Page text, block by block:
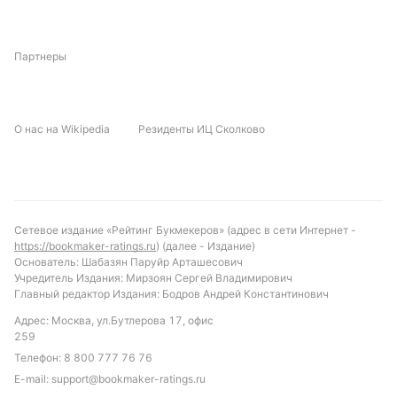
Тактические установки обеих команд, вероятно,
неопределённости, что делает прогноз более
С учётом текущей формы и турнирного
положения, матч обещает быть упорным и
сбалансированным. Вероятен исход с
минимальным преимуществом одной из команд
или ничья. Рекомендуется обратить внимание на
ставку «обе команды забьют», учитывая
статистику лиги и характер игры обеих команд.
Также можно рассмотреть вариант с тоталом
Партнеры
О нас на Wikipedia Резиденты ИЦ Сколково
Сетевое издание «Рейтинг Букмекеров» (адрес в сети Интернет -
https://bookmaker-ratings.ru) (далее - Издание)
Основатель: Шабазян Паруйр Арташесович
Учредитель Издания: Мирзоян Сергей Владимирович
Главный редактор Издания: Бодров Андрей Константинович
Адрес: Москва, ул.Бутлерова 17, офис
259
Телефон: 8 800 777 76 76
E-mail: support@bookmaker-ratings.ru